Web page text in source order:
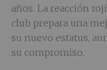
años. La reacción
club prepara una
su nuevo estatus,
su compromiso.